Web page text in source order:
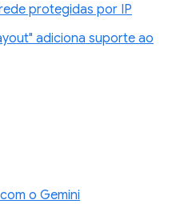
protegidas por IP
adiciona suporte ao
o Gemini